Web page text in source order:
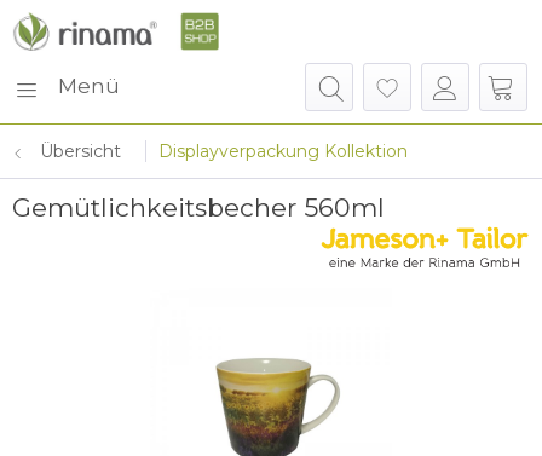
Menü
Übersicht Displayverpackung Kollektion
Gemütlichkeitsbecher 560ml